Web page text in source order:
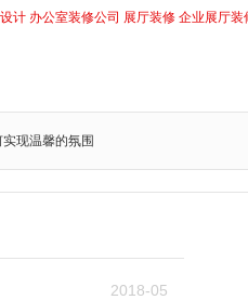
计 办公室装修公司 展厅装修 企业展厅装
现温馨的氛围
2018-05